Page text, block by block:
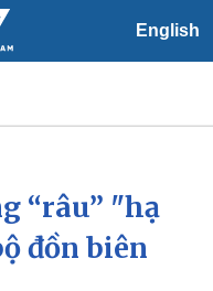
English
24h
báo thời tiết
“râu” "hạ
đồn biên